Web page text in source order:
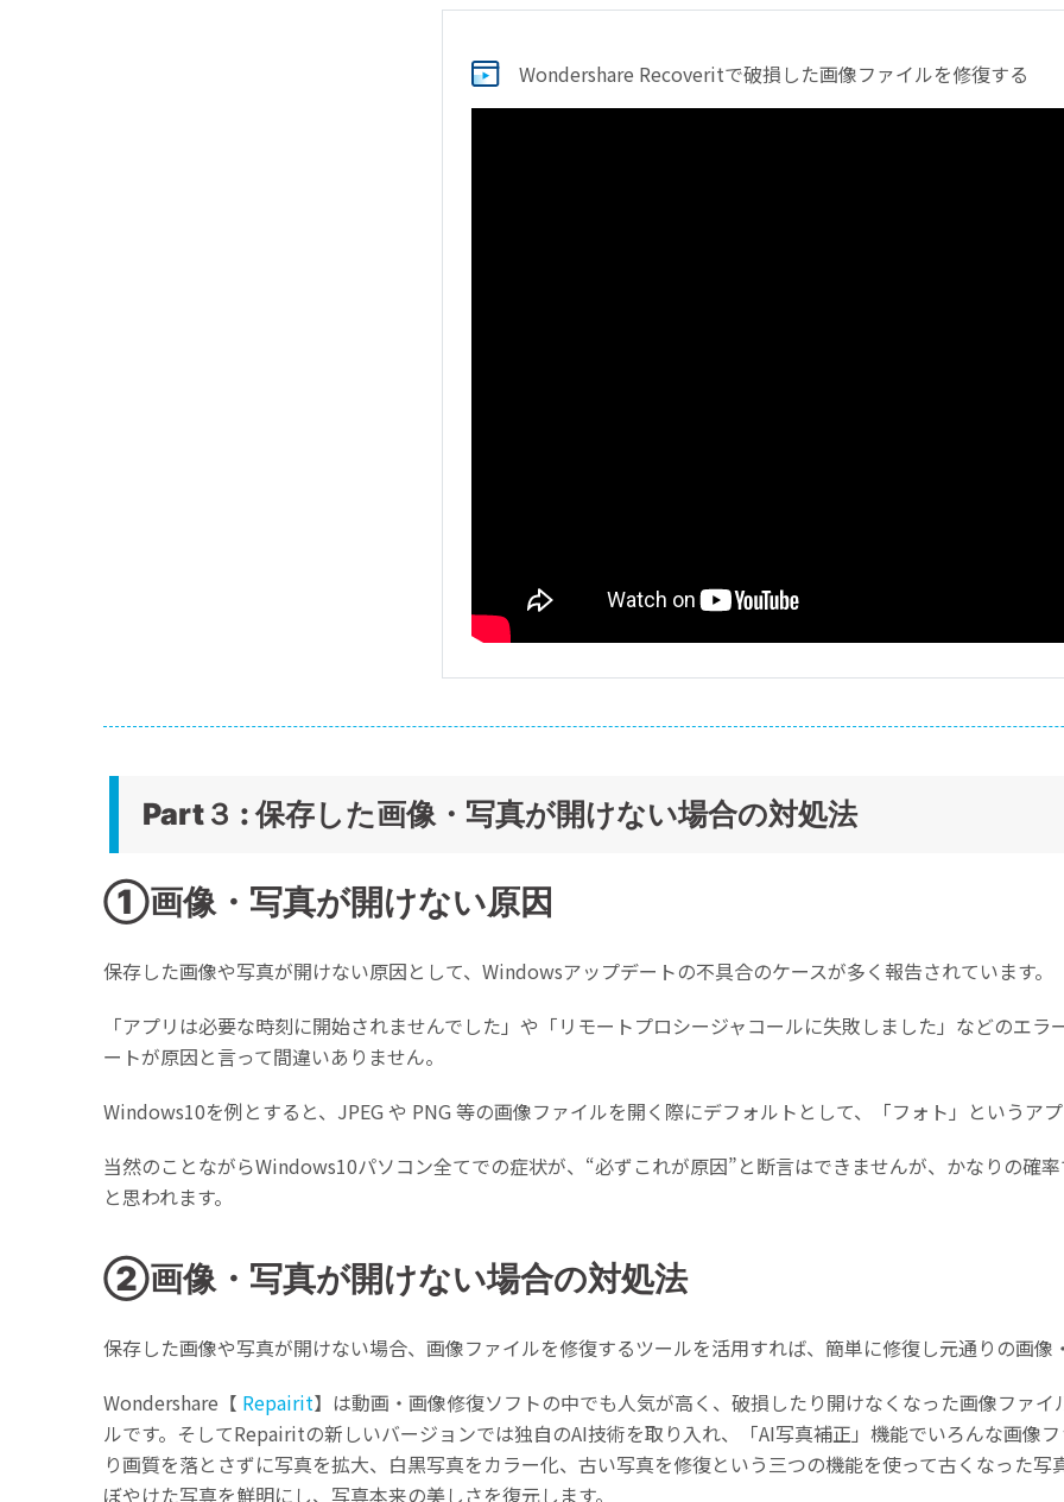
Wondershare Recoveritで破損した画像ファイルを修復する
Part３ : 保存した画像・写真が開けない場合の対処法
①画像・写真が開けない原因
保存した画像や写真が開けない原因として、Windowsアップデートの不具合のケースが多く報告されています。
「アプリは必要な時刻に開始されませんでした」や「リモートプロシージャコールに失敗しました」などのエ
ートが原因と言って間違いありません。
Windows10を例とすると、JPEG や PNG 等の画像ファイルを開く際にデフォルトとして、「フォト」というア
当然のことながらWindows10パソコン全てでの症状が、“必ずこれが原因”と断言はできませんが、かなりの確
と思われます。
②画像・写真が開けない場合の対処法
保存した画像や写真が開けない場合、画像ファイルを修復するツールを活用すれば、簡単に修復し元通りの画像
Wondershare【 Repairit】は動画・画像修復ソフトの中でも人気が高く、破損したり開けなくなった画像ファ
ルです。そしてRepairitの新しいバージョンでは独自のAI技術を取り入れ、「AI写真補正」機能でいろんな画像
り画質を落とさずに写真を拡大、白黒写真をカラー化、古い写真を修復という三つの機能を使って古くなった
ぼやけた写真を鮮明にし、写真本来の美しさを復元します。